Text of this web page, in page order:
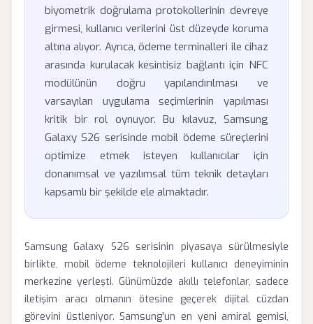
biyometrik doğrulama protokollerinin devreye
girmesi, kullanıcı verilerini üst düzeyde koruma
altına alıyor. Ayrıca, ödeme terminalleri ile cihaz
arasında kurulacak kesintisiz bağlantı için NFC
modülünün doğru yapılandırılması ve
varsayılan uygulama seçimlerinin yapılması
kritik bir rol oynuyor. Bu kılavuz, Samsung
Galaxy S26 serisinde mobil ödeme süreçlerini
optimize etmek isteyen kullanıcılar için
donanımsal ve yazılımsal tüm teknik detayları
kapsamlı bir şekilde ele almaktadır.
Samsung Galaxy S26 serisinin piyasaya sürülmesiyle
birlikte, mobil ödeme teknolojileri kullanıcı deneyiminin
merkezine yerleşti. Günümüzde akıllı telefonlar, sadece
iletişim aracı olmanın ötesine geçerek dijital cüzdan
görevini üstleniyor. Samsung'un en yeni amiral gemisi,